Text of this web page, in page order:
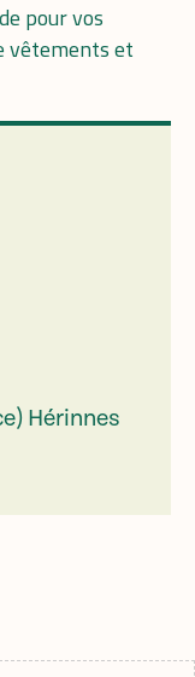
pour vos
vêtements et
Hérinnes